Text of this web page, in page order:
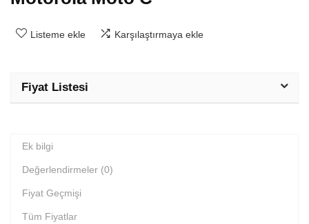
Listeme ekle Karşılaştırmaya ekle
Fiyat Listesi
Ek bilgi
Değerlendirmeler (0)
Fiyat Geçmişi
Tüm Fiyatlar